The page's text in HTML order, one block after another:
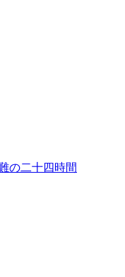
の二十四時間